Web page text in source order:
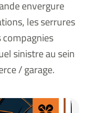
envergure
les serrures
sinistre au sein
/ garage.